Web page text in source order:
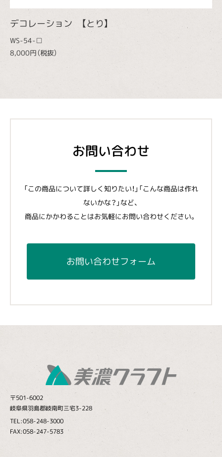
デコレーション 【とり】
WS-54-□
8,000円（税抜）
お問い合わせ
「この商品について詳しく知りたい！」「こんな商品は作れ
ないかな？」など、
商品にかかわることはお気軽にお問い合わせください。
お問い合わせフォーム
〒501-6002
岐阜県羽島郡岐南町三宅3-228
TEL:058-248-3000
FAX:058-247-5783